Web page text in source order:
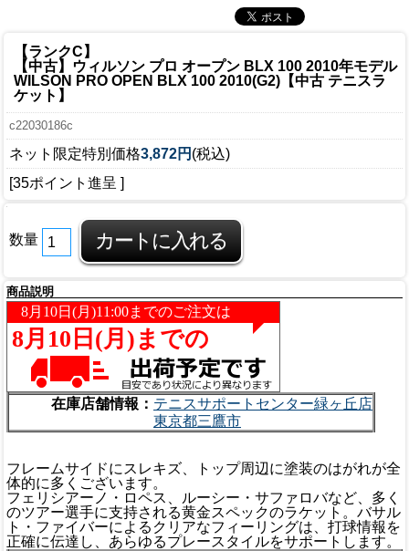
【ランクC】
【中古】ウィルソン プロ オープン BLX 100 2010年モデル
WILSON PRO OPEN BLX 100 2010(G2)【中古 テニスラ
ケット】
c22030186c
ネット限定特別価格3,872円 (税込)
[35ポイント進呈 ]
数量
商品説明
在庫店舗情報： テニスサポートセンター緑ヶ丘店
東京都三鷹市
フレームサイドにスレキズ、トップ周辺に塗装のはがれが全
体的に多くございます。
フェリシアーノ・ロペス、ルーシー・サファロバなど、多く
のツアー選手に支持される黄金スペックのラケット。バサル
ト・ファイバーによるクリアなフィーリングは、打球情報を
正確に伝達し、あらゆるプレースタイルをサポートします。